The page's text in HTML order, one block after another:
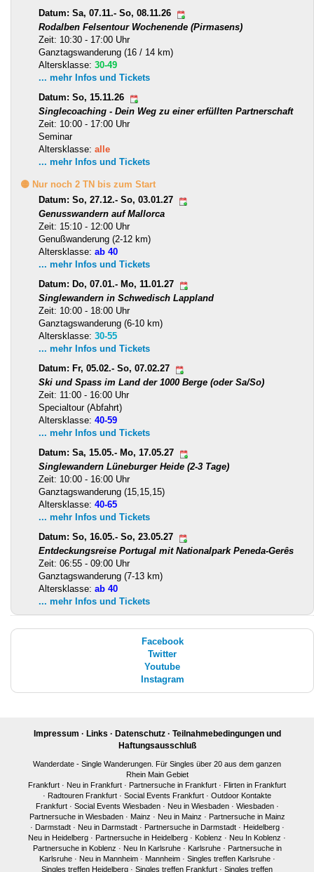
Datum: Sa, 07.11.- So, 08.11.26
Rodalben Felsentour Wochenende (Pirmasens)
Zeit: 10:30 - 17:00 Uhr
Ganztagswanderung (16 / 14 km)
Altersklasse: 30-49
... mehr Infos und Tickets
Datum: So, 15.11.26
Singlecoaching - Dein Weg zu einer erfüllten Partnerschaft
Zeit: 10:00 - 17:00 Uhr
Seminar
Altersklasse: alle
... mehr Infos und Tickets
🟡 Nur noch 2 TN bis zum Start
Datum: So, 27.12.- So, 03.01.27
Genusswandern auf Mallorca
Zeit: 15:10 - 12:00 Uhr
Genußwanderung (2-12 km)
Altersklasse: ab 40
... mehr Infos und Tickets
Datum: Do, 07.01.- Mo, 11.01.27
Singlewandern in Schwedisch Lappland
Zeit: 10:00 - 18:00 Uhr
Ganztagswanderung (6-10 km)
Altersklasse: 30-55
... mehr Infos und Tickets
Datum: Fr, 05.02.- So, 07.02.27
Ski und Spass im Land der 1000 Berge (oder Sa/So)
Zeit: 11:00 - 16:00 Uhr
Specialtour (Abfahrt)
Altersklasse: 40-59
... mehr Infos und Tickets
Datum: Sa, 15.05.- Mo, 17.05.27
Singlewandern Lüneburger Heide (2-3 Tage)
Zeit: 10:00 - 16:00 Uhr
Ganztagswanderung (15,15,15)
Altersklasse: 40-65
... mehr Infos und Tickets
Datum: So, 16.05.- So, 23.05.27
Entdeckungsreise Portugal mit Nationalpark Peneda-Gerês
Zeit: 06:55 - 09:00 Uhr
Ganztagswanderung (7-13 km)
Altersklasse: ab 40
... mehr Infos und Tickets
Facebook
Twitter
Youtube
Instagram
Impressum · Links · Datenschutz· Teilnahmebedingungen und
Haftungsausschluß
Wanderdate - Single Wanderungen. Für Singles über 20 aus dem ganzen
Rhein Main Gebiet
Frankfurt · Neu in Frankfurt · Partnersuche in Frankfurt · Flirten in Frankfurt
· Radtouren Frankfurt · Social Events Frankfurt · Outdoor Kontakte
Frankfurt· Social Events Wiesbaden· Neu in Wiesbaden· Wiesbaden·
Partnersuche in Wiesbaden· Mainz · Neu in Mainz · Partnersuche in Mainz
· Darmstadt· Neu in Darmstadt· Partnersuche in Darmstadt· Heidelberg·
Neu in Heidelberg · Partnersuche in Heidelberg · Koblenz · Neu In Koblenz ·
Partnersuche in Koblenz · Neu In Karlsruhe· Karlsruhe· Partnersuche in
Karlsruhe· Neu in Mannheim· Mannheim· Singles treffen Karlsruhe·
Singles treffen Heidelberg · Singles treffen Frankfurt · Singles treffen